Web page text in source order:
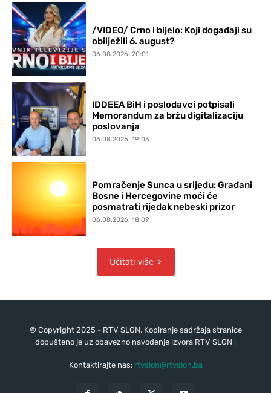
/VIDEO/ Crno i bijelo: Koji događaji su
obilježili 6. august?
06.08.2026. 20:01
IDDEEA BiH i poslodavci potpisali
Memorandum za bržu digitalizaciju
poslovanja
06.08.2026. 19:03
Pomračenje Sunca u srijedu: Građani
Bosne i Hercegovine moći će
posmatrati rijedak nebeski prizor
06.08.2026. 18:09
Učitati više
© Copyright 2025 - RTV SLON. Kopiranje sadržaja stranice
dopušteno je uz obavezno navođenje izvora RTV SLON |
Kontaktirajte nas: rtvslon@rtvslon.ba